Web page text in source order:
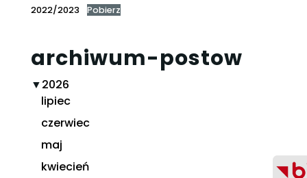
2022/2023
Pobierz
archiwum-postow
▼2026
lipiec
czerwiec
maj
kwiecień